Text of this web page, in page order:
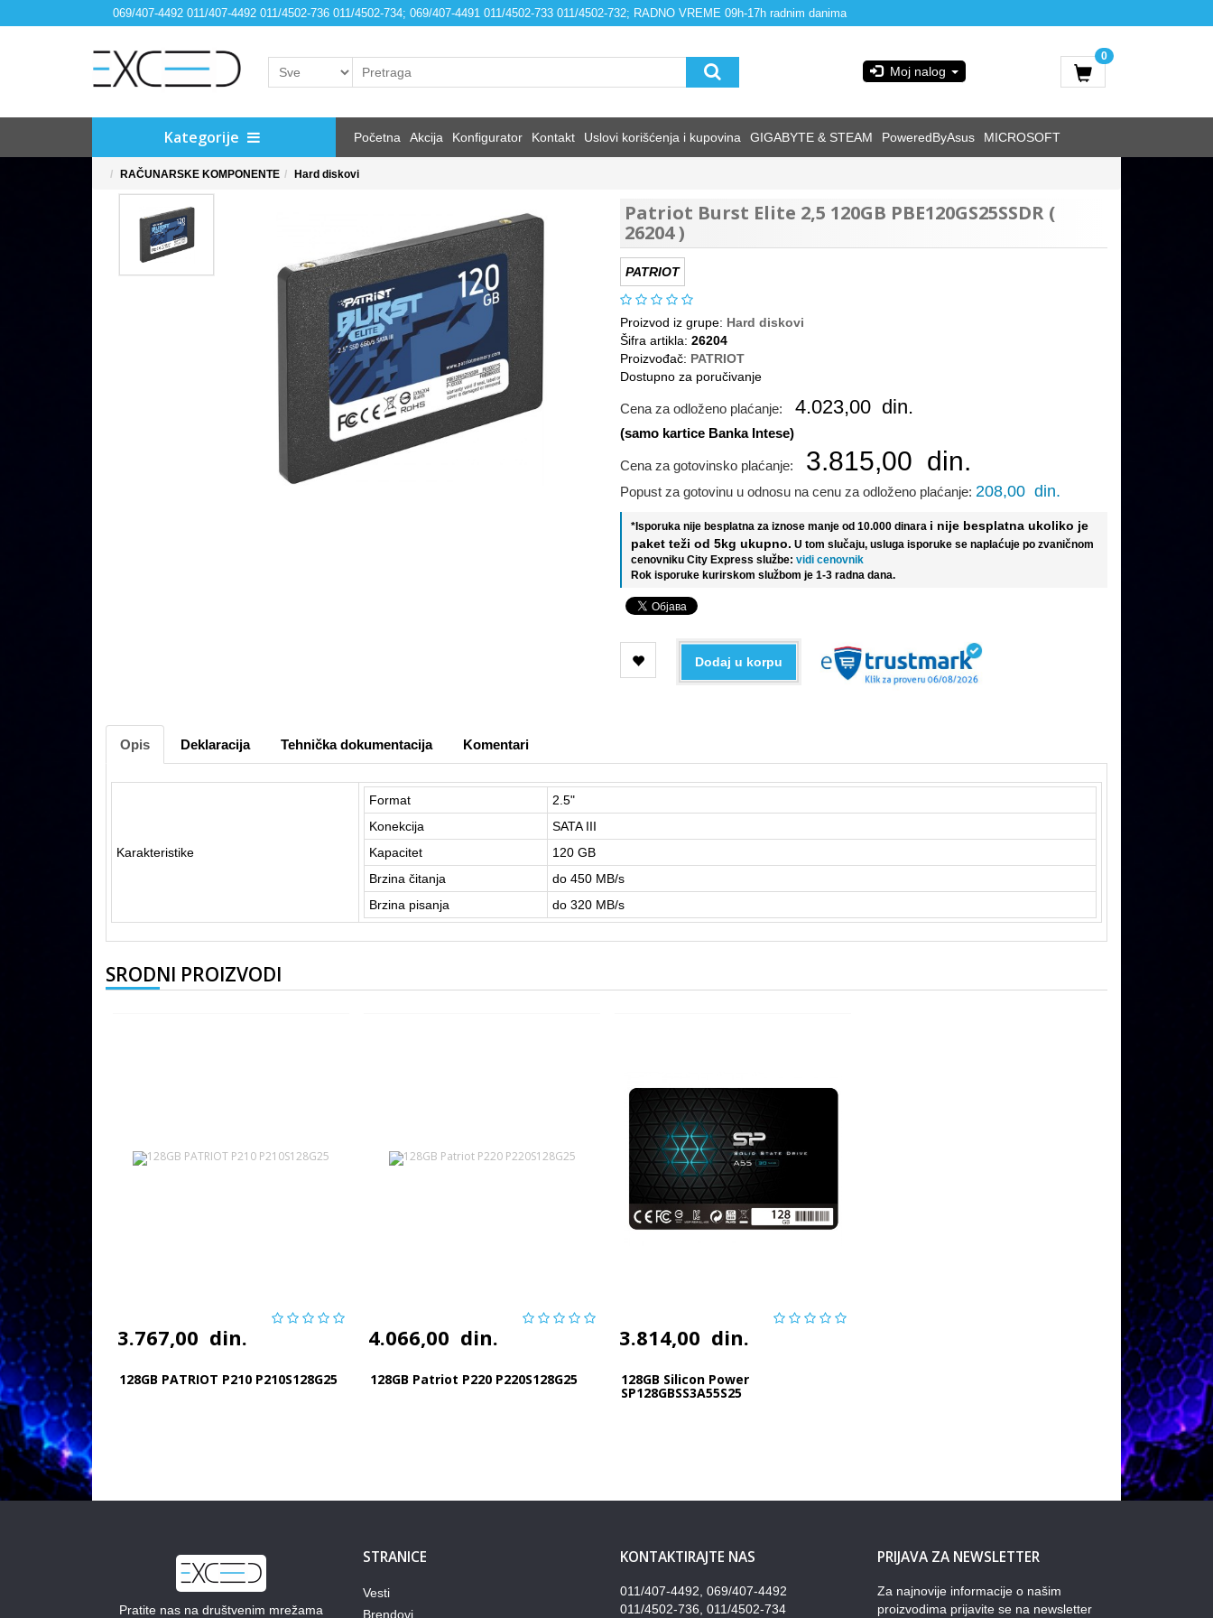
069/407-4492 011/407-4492 011/4502-736 011/4502-734; 069/407-4491 011/4502-733 011/4502-732; RADNO VREME 09h-17h radnim danima
Moj nalog
0
Kategorije Početna Akcija Konfigurator Kontakt Uslovi korišćenja i kupovina GIGABYTE & STEAM PoweredByAsus MICROSOFT
RAČUNARSKE KOMPONENTE Hard diskovi
Patriot Burst Elite 2,5 120GB PBE120GS25SSDR (
26204 )
PATRIOT
Proizvod iz grupe: Hard diskovi
Šifra artikla: 26204
Proizvođač: PATRIOT
Dostupno za poručivanje
Cena za odloženo plaćanje: 4.023,00 din.
(samo kartice Banka Intese)
Cena za gotovinsko plaćanje: 3.815,00 din.
Popust za gotovinu u odnosu na cenu za odloženo plaćanje: 208,00 din.
*Isporuka nije besplatna za iznose manje od 10.000 dinara i nije besplatna ukoliko je
paket teži od 5kg ukupno. U tom slučaju, usluga isporuke se naplaćuje po zvaničnom
cenovniku City Express službe: vidi cenovnik
Rok isporuke kurirskom službom je 1-3 radna dana.
Dodaj u korpu
Opis Deklaracija Tehnička dokumentacija Komentari
Karakteristike
Format
2.5"
Konekcija
SATA III
Kapacitet
120 GB
Brzina čitanja
do 450 MB/s
Brzina pisanja
do 320 MB/s
SRODNI PROIZVODI
3.767,00 din.
128GB PATRIOT P210 P210S128G25
4.066,00 din.
128GB Patriot P220 P220S128G25
3.814,00 din.
128GB Silicon Power
SP128GBSS3A55S25
Pratite nas na društvenim mrežama
STRANICE
Vesti
Brendovi
KONTAKTIRAJTE NAS
011/407-4492, 069/407-4492
011/4502-736, 011/4502-734
PRIJAVA ZA NEWSLETTER
Za najnovije informacije o našim
proizvodima prijavite se na newsletter